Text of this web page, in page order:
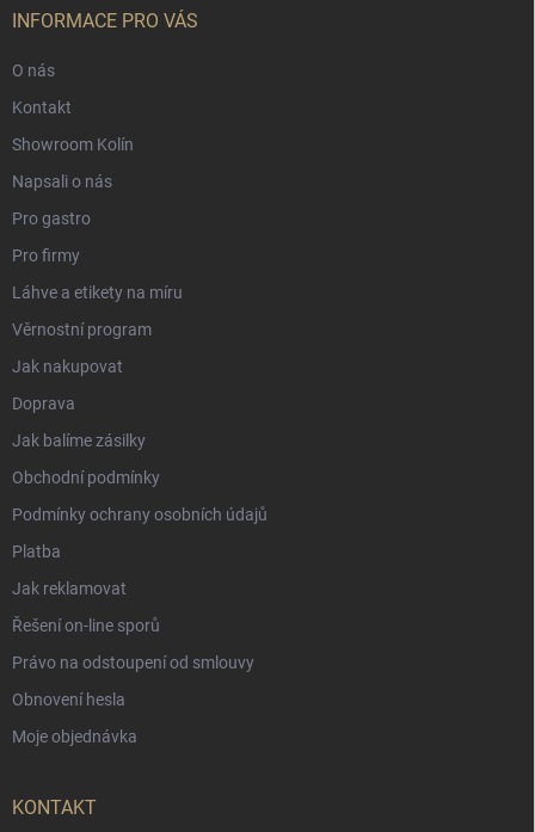
INFORMACE PRO VÁS
O nás
Kontakt
Showroom Kolín
Napsali o nás
Pro gastro
Pro firmy
Láhve a etikety na míru
Věrnostní program
Jak nakupovat
Doprava
Jak balíme zásilky
Obchodní podmínky
Podmínky ochrany osobních údajů
Platba
Jak reklamovat
Řešení on-line sporů
Právo na odstoupení od smlouvy
Obnovení hesla
Moje objednávka
KONTAKT